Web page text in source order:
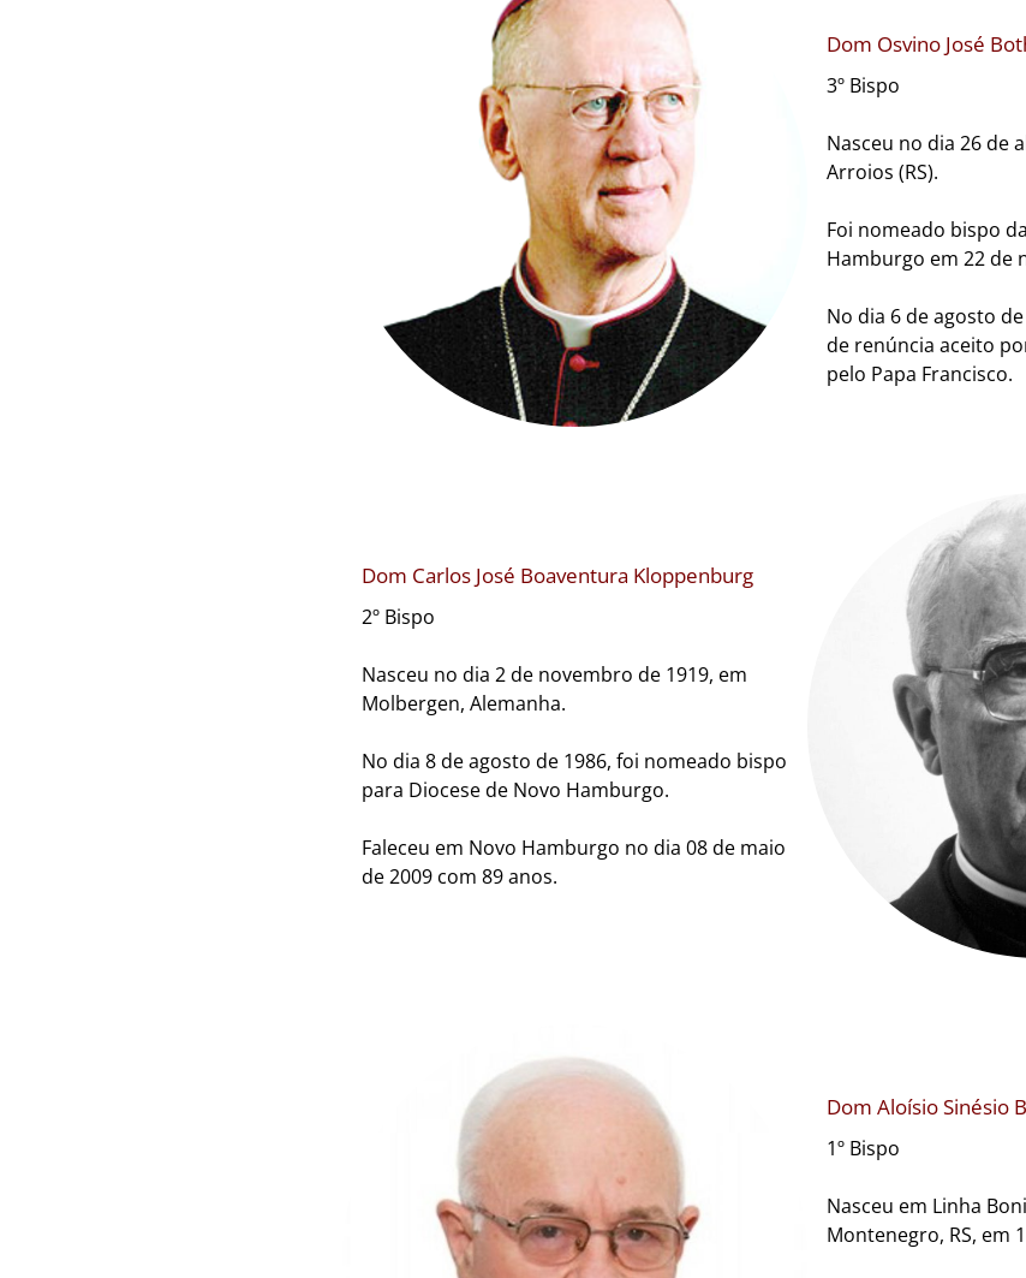
Dom Osvino José
3º Bispo
Nasceu no dia 26 de
Arroios (RS).
Foi nomeado bispo
Hamburgo em 22 de
No dia 6 de agosto
de renúncia aceito
pelo Papa Francisco.
Dom Carlos José Boaventura Kloppenburg
2º Bispo
Nasceu no dia 2 de novembro de 1919, em
Molbergen, Alemanha.
No dia 8 de agosto de 1986, foi nomeado bispo
para Diocese de Novo Hamburgo.
Faleceu em Novo Hamburgo no dia 08 de maio
de 2009 com 89 anos.
Dom Aloísio Sinésio
1º Bispo
Nasceu em Linha
Montenegro, RS, em